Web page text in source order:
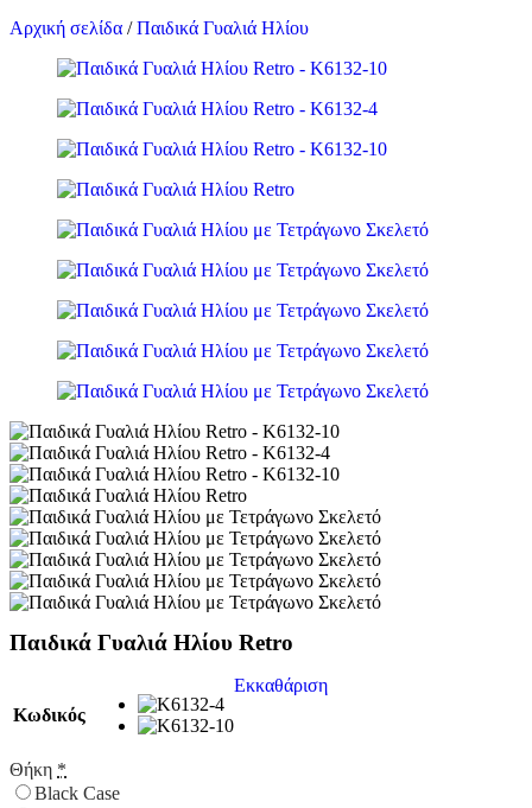
Αρχική σελίδα / Παιδικά Γυαλιά Ηλίου
Παιδικά Γυαλιά Ηλίου Retro
Κωδικός
Εκκαθάριση
Θήκη *
Black Case